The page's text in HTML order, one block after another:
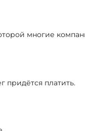
многие
придётся платить.